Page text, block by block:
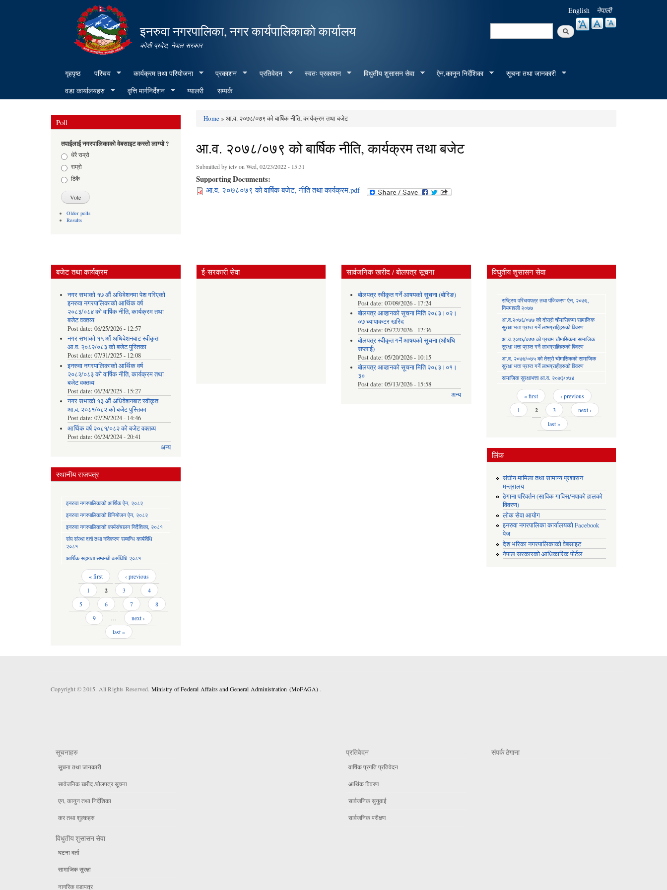
content
इनरुवा नगरपालिका, नगर कार्यपालिकाको कार्यालय
कोशी प्रदेश, नेपाल सरकार
English नेपाली
Search
गृहपृष्ठ परिचय कार्यक्रम तथा परियोजना प्रकाशन प्रतिवेदन स्वतः प्रकाशन विधुतीय शुसासन सेवा ऐन,कानून निर्देशिका
सूचना तथा जानकारी
वडा कार्यालयहरु
वृत्ति मार्गनिर्देशन ग्यालरी सम्पर्क
Poll
तपाईलाई नगरपालिकाको वेबसाइट कस्तो लाग्यो ?
Choicesधेरै राम्रो
राम्रो
ठिकै
Older polls
Results
Home» आ.व. २०७८/०७९ को बार्षिक नीति, कार्यक्रम तथा बजेट
आ.व. २०७८/०७९ को बार्षिक नीति, कार्यक्रम तथा बजेट
Submitted byictvon Wed, 02/23/2022 - 15:31
Supporting Documents:
आ.व. २०७८०७९ को वार्षिक बजेट, नीति तथा कार्यक्रम.pdf
बजेट तथा कार्यक्रम
नगर सभाको १७ औं अधिवेशनमा पेश गरिएको
इनरुवा नगरपालिकाको आर्थिक वर्ष
२०८३/०८४ को वार्षिक नीति, कार्यक्रम तथा
बजेट वक्तव्य
Post date: 06/25/2026 - 12:57
नगर सभाको १५ औं अधिवेशनबाट स्वीकृत
आ.व. २०८२/०८३ को बजेट पुस्तिका
Post date: 07/31/2025 - 12:08
इनरुवा नगरपालिकाको आर्थिक वर्ष
२०८२/०८३ को वार्षिक नीति, कार्यक्रम तथा
बजेट वक्तव्य
Post date: 06/24/2025 - 15:27
नगर सभाको १३ औं अधिवेशनबाट स्वीकृत
आ.व. २०८१/०८२ को बजेट पुस्तिका
Post date: 07/29/2024 - 14:46
आर्थिक वर्ष २०८१/०८२ को बजेट वक्तव्य
Post date: 06/24/2024 - 20:41
अन्य
स्थानीय राजपत्र
इनरुवा नगरपालिकाको आर्थिक ऐन, २०८२
इनरुवा नगरपालिकाको विनियोजन ऐन, २०८२
इनरुवा नगरपालिकाको कार्यसंचालन निर्देशिका, २०८१
संघ संस्था दर्ता तथा नविकरण सम्बन्धि कार्यविधि
२०८१
आर्थिक सहायता सम्बन्धी कार्यविधि २०८१
« first
‹ previous
1
2 3
4
5
6 7
8
9
…
next ›
last »
ई-सरकारी सेवा सार्वजनिक खरीद / बोलपत्र सूचना
बोलपत्र स्वीकृत गर्ने आषयको सूचना (बोरिङ)
Post date: 07/09/2026 - 17:24
बोलपत्र आव्हानको सूचना मिति २०८३।०२।
०७ च्यापाकटर खरिद
Post date: 05/22/2026 - 12:36
बोलपत्र स्वीकृत गर्ने आषयको सूचना (औषधि
सप्लाई)
Post date: 05/20/2026 - 10:15
बोलपत्र आव्हानको सूचना मिति २०८३।०१।
३०
Post date: 05/13/2026 - 15:58
अन्य
विधुतीय शुसासन सेवा
राष्ट्रिय परिचयपत्र तथा पंजिकरण ऐन, २०७६,
नियमावली २०७७
आ.व.२०७६/०७७ को दोस्रो चौमासिकमा सामाजिक
सुरक्षा भत्ता प्राप्त गर्ने लाभग्राहिहरुको विवरण
आ.व.२०७६/०७७ को प्रथम चौमासिकमा सामाजिक
सुरक्षा भत्ता प्राप्त गर्ने लाभग्राहिहरुको विवरण
आ.व. २०७४/०७५ को तेस्रो चौमासिकको सामाजिक
सुरक्षा भत्ता प्राप्त गर्ने लाभग्राहीहरुको विवरण
सामाजिक सुरक्षाभत्ता आ.व. २०७३/०७४
Pages « first
‹ previous
1
2 3
next ›
last »
लिंक
संघीय मामिला तथा सामान्य प्रशासन
मन्त्रालय
ठेगाना परिवर्तन (साविक गाविस/नपाको हालको
विवरण)
लोक सेवा आयोग
इनरुवा नगरपालिका कार्यालयको Facebook
पेज
देश भरिका नगरपालिकाको वेबसाइट
नेपाल सरकारको आधिकारिक पोर्टल
Copyright © 2015. All Rights Reserved. Ministry of Federal Affairs and General Administration (MoFAGA) .
सूचनाहरु
सूचना तथा जानकारी
सार्वजनिक खरीद /बोलपत्र सूचना
एन, कानुन तथा निर्देशिका
कर तथा शुल्कहरु
विधुतीय शुसासन सेवा
घटना दर्ता
सामाजिक सुरक्षा
नागरिक वडापत्र
प्रतिवेदन
वार्षिक प्रगति प्रतिवेदन
आर्थिक विवरण
सार्वजनिक सुनुवाई
सार्वजनिक परीक्षण
संपर्क ठेगाना